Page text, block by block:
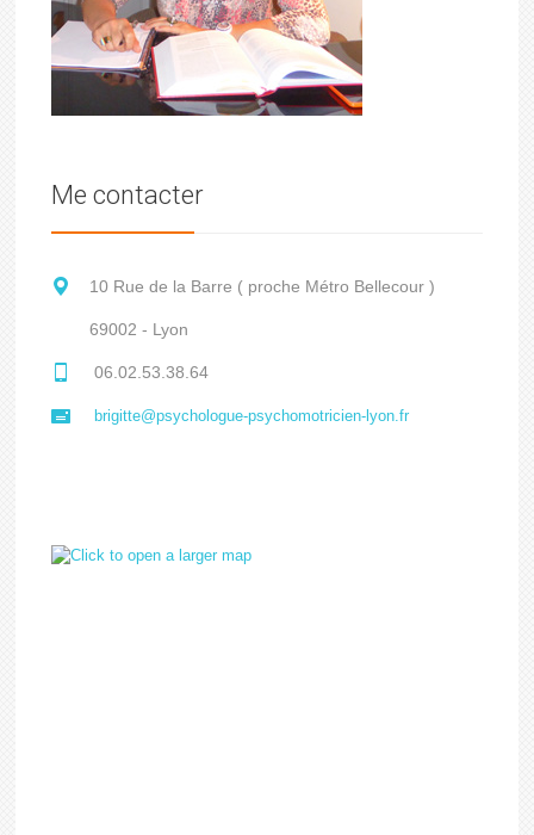
Me contacter
10 Rue de la Barre ( proche Métro Bellecour )
69002 - Lyon
06.02.53.38.64
brigitte@psychologue-psychomotricien-lyon.fr